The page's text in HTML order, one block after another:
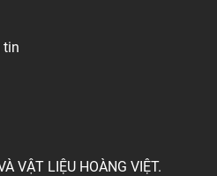
tin
VẬT LIỆU HOÀNG VIỆT.